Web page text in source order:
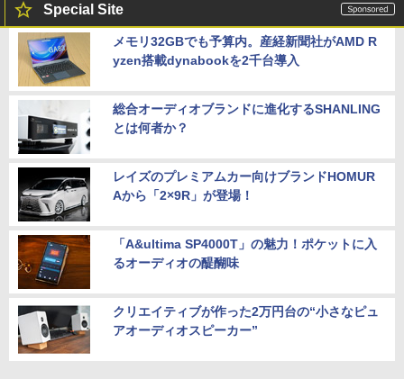
Special Site
メモリ32GBでも予算内。産経新聞社がAMD R
yzen搭載dynabookを2千台導入
総合オーディオブランドに進化するSHANLING
とは何者か？
レイズのプレミアムカー向けブランドHOMUR
Aから「2×9R」が登場！
「A&ultima SP4000T」の魅力！ポケットに入
るオーディオの醍醐味
クリエイティブが作った2万円台の“小さなピュ
アオーディオスピーカー”